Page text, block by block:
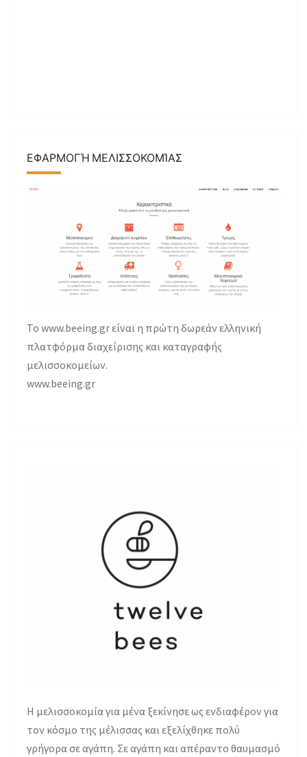
ΕΦΑΡΜΟΓΉ ΜΕΛΙΣΣΟΚΟΜΊΑΣ
Το www.beeing.gr είναι η πρώτη δωρεάν ελληνική
πλατφόρμα διαχείρισης και καταγραφής
μελισσοκομείων.
www.beeing.gr
H μελισσοκομία για μένα ξεκίνησε ως ενδιαφέρον για
τον κόσμο της μέλισσας και εξελίχθηκε πολύ
γρήγορα σε αγάπη. Σε αγάπη και απέραντο θαυμασμό